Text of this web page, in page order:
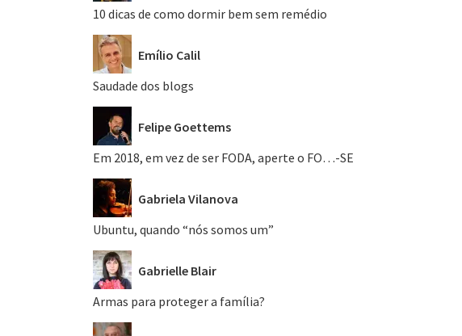
10 dicas de como dormir bem sem remédio
Emílio Calil
Saudade dos blogs
Felipe Goettems
Em 2018, em vez de ser FODA, aperte o FO…-SE
Gabriela Vilanova
Ubuntu, quando “nós somos um”
Gabrielle Blair
Armas para proteger a família?